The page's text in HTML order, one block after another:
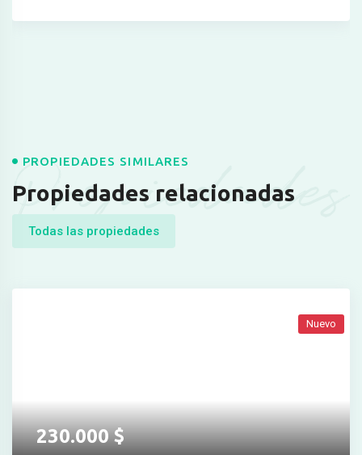
Propiedades
PROPIEDADES SIMILARES
Propiedades relacionadas
Todas las propiedades
230.000$
Nuevo